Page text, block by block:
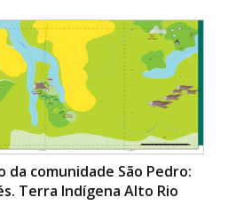
da comunidade São Pedro:
Terra Indígena Alto Rio